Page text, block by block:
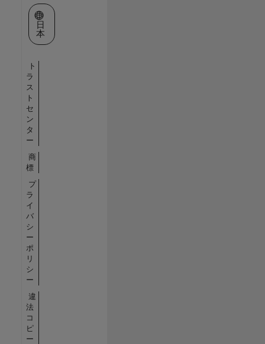
Web サイトの選択
日
本
ト
ラ
ス
ト
セ
ン
タ
ー
商
標
プ
ラ
イ
バ
シ
ー
ポ
リ
シ
ー
違
法
コ
ピ
ー